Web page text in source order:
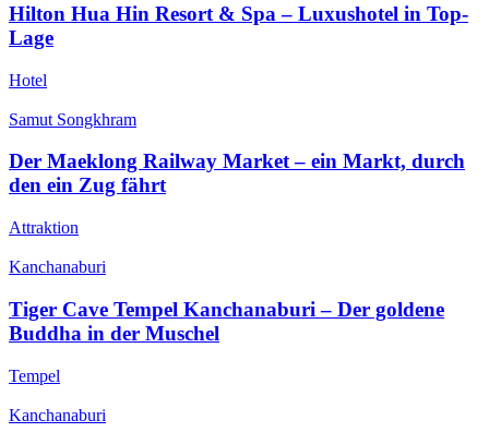
Hilton Hua Hin Resort & Spa – Luxushotel in Top-
Lage
Hotel
Samut Songkhram
Der Maeklong Railway Market – ein Markt, durch
den ein Zug fährt
Attraktion
Kanchanaburi
Tiger Cave Tempel Kanchanaburi – Der goldene
Buddha in der Muschel
Tempel
Kanchanaburi